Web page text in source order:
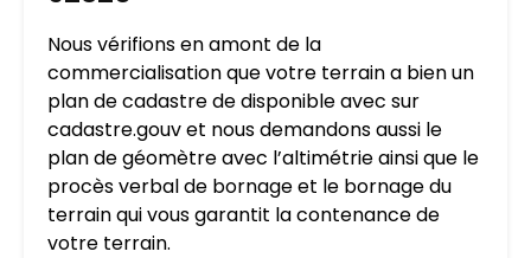
Nous vérifions en amont de la
commercialisation que votre terrain a bien un
plan de cadastre de disponible avec sur
cadastre.gouv et nous demandons aussi le
plan de géomètre avec l’altimétrie ainsi que le
procès verbal de bornage et le bornage du
terrain qui vous garantit la contenance de
votre terrain.